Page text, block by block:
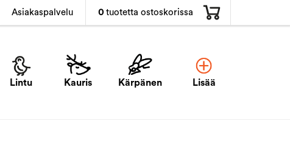
Asiakaspalvelu 0 tuotetta ostoskorissa
Lintu Kauris Kärpänen Lisää